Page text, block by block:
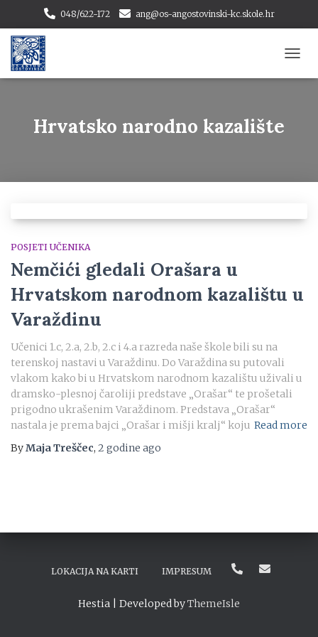
048/622-172 ang@os-angostovinski-kc.skole.hr
Hrvatsko narodno kazalište
POSJETI UČENIKA
Nemčići gledali Orašara u
Hrvatskom narodnom kazalištu u
Varaždinu
Učenici 1.c, 2.a, 2.b, 2.c i 4.a razreda naše škole bili su na
terenskoj nastavi u Varaždinu. Do Varaždina su putovali
vlakom kako bi u Hrvatskom narodnom kazalištu uživali u
dramsko-plesnoj čaroliji predstave „Orašar“ te prošetali
prigodno ukrašenim Varaždinom. Predstava „Orašar“
nastala je prema bajci „Orašar i mišji kralj“ koju Read more
ByMaja Treščec, 2 godine ago
LOKACIJA NA KARTI IMPRESUM
Hestia | Developed byThemeIsle